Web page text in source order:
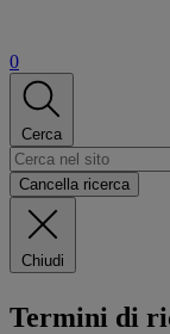
0
Cerca
Cancella ricerca
Chiudi
Termini di